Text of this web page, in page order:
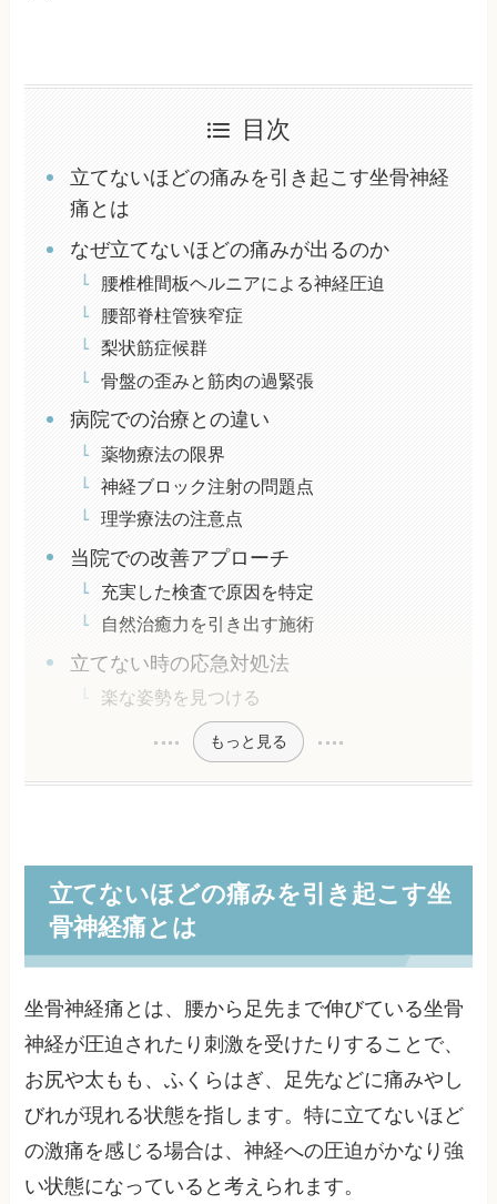
目次
立てないほどの痛みを引き起こす坐骨神経
痛とは
なぜ立てないほどの痛みが出るのか
腰椎椎間板ヘルニアによる神経圧迫
腰部脊柱管狭窄症
梨状筋症候群
骨盤の歪みと筋肉の過緊張
病院での治療との違い
薬物療法の限界
神経ブロック注射の問題点
理学療法の注意点
当院での改善アプローチ
充実した検査で原因を特定
自然治癒力を引き出す施術
立てない時の応急対処法
楽な姿勢を見つける
もっと見る
立てないほどの痛みを引き起こす坐
骨神経痛とは
坐骨神経痛とは、腰から足先まで伸びている坐骨
神経が圧迫されたり刺激を受けたりすることで、
お尻や太もも、ふくらはぎ、足先などに痛みやし
びれが現れる状態を指します。特に立てないほど
の激痛を感じる場合は、神経への圧迫がかなり強
い状態になっていると考えられます。